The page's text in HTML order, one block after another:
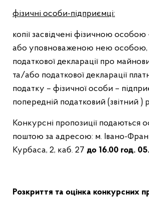
фізичні особи-підприємці:
копії засвідчені фізичною
або уповноваженою нею особою,
податкової декларації про
та/або податкової декларації
податку – фізичної особи –
попередній податковий (звітний )
Конкурсні пропозиції подаються
поштою за адресою: м. Івано-
Курбаса, 2, каб. 27 до 16.00 год.
Розкриття та оцінка конкурсних